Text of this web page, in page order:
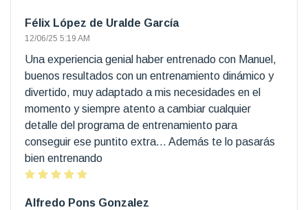
Félix López de Uralde García
12/06/25 5:19 AM
Una experiencia genial haber entrenado con Manuel,
buenos resultados con un entrenamiento dinámico y
divertido, muy adaptado a mis necesidades en el
momento y siempre atento a cambiar cualquier
detalle del programa de entrenamiento para
conseguir ese puntito extra... Además te lo pasarás
bien entrenando
Alfredo Pons Gonzalez